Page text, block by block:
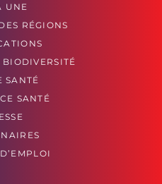
UNE
RÉGIONS
SANTÉ
SANTÉ